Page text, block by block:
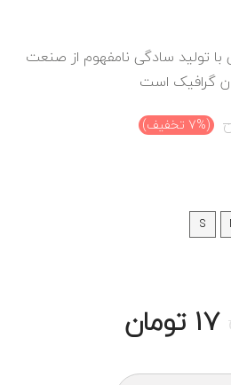
تولید سادگی نامفهوم از صنعت
گرافیک است
(7% تخفیف)
S
17 تومان